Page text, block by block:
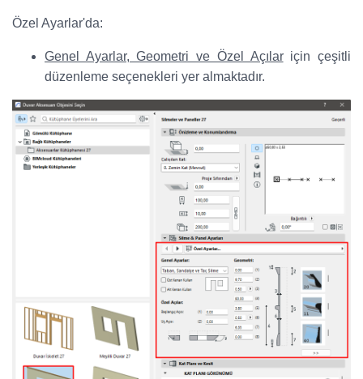
Özel Ayarlar'da:
Genel Ayarlar, Geometri ve Özel Açılariçin çeşitli
düzenleme seçenekleri yer almaktadır.